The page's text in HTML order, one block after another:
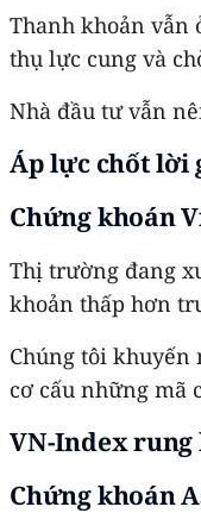
Thanh khoản vẫn
thụ lực cung và
Nhà đầu tư vẫn
Áp lực chốt lời
Chứng khoán
Thị trường đang
khoản thấp hơn
Chúng tôi khuyến
cơ cấu những mã
VN-Index rung
Chứng khoán